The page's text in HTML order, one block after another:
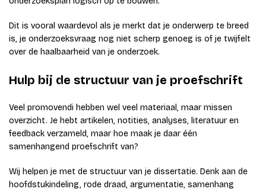
Dit is vooral waardevol als je merkt dat je onderwerp te breed
is, je onderzoeksvraag nog niet scherp genoeg is of je twijfelt
over de haalbaarheid van je onderzoek.
Hulp bij de structuur van je proefschrift
Veel promovendi hebben wel veel materiaal, maar missen
overzicht. Je hebt artikelen, notities, analyses, literatuur en
feedback verzameld, maar hoe maak je daar één
samenhangend proefschrift van?
Wij helpen je met de structuur van je dissertatie. Denk aan de
hoofdstukindeling, rode draad, argumentatie, samenhang